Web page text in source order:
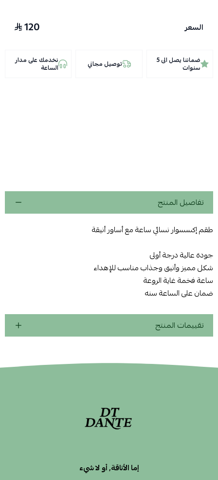
السعر 120
ضماننا يصل الى 5
سنوات توصيل مجاني نخدمك على مدار
الساعة
تفاصيل المنتج
طقم إكسسوار نسائي ساعة مع أساور أنيقة
جودة عالية درجة أولى
شكل مميز وأنيق وجذاب مناسب للإهداء
ساعة فخمة غاية الروعة
ضمان على الساعة سنه
تقييمات المنتج
إما الأناقة, أو لا شيء